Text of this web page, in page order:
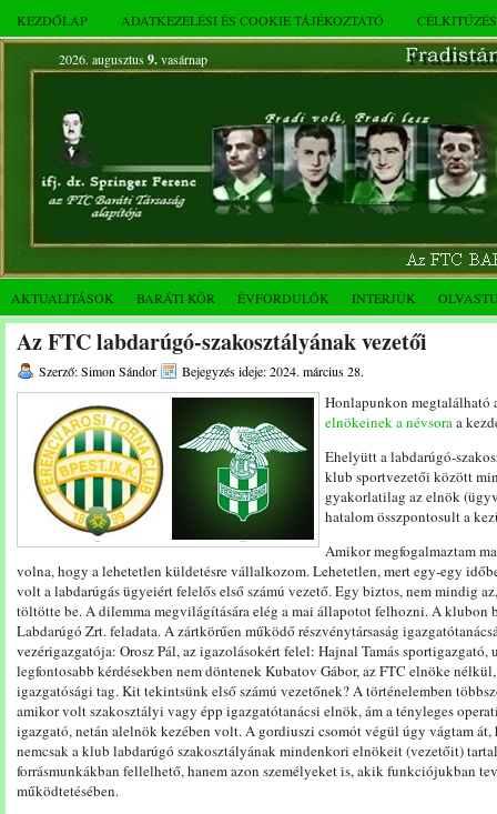
KEZDŐLAP ADATKEZELÉSI ÉS COOKIE TÁJÉKOZTATÓ
2026. augusztus 9.vasárnap
AKTUALITÁSOK BARÁTI KÖR ÉVFORDULÓK INTERJÚK
Az FTC labdarúgó-szakosztályának vezetői
Szerző: Simon Sándor Bejegyzés ideje: 2024. március 28.
Honlapunkon megtalálható
elnökeinek a névsoraa
Ehelyütt a labdarúgó-
klub sportvezetői között
gyakorlatilag az elnök
hatalom összpontosult a
Amikor megfogalmaztam
volna, hogy a lehetetlen küldetésre vállalkozom. Lehetetlen, mert egy-egy
volt a labdarúgás ügyeiért felelős első számú vezető. Egy biztos, nem mindig
töltötte be. A dilemma megvilágítására elég a mai állapotot felhozni. A klubon
Labdarúgó Zrt. feladata. A zártkörűen működő részvénytársaság
vezérigazgatója: Orosz Pál, az igazolásokért felel: Hajnal Tamás
legfontosabb kérdésekben nem döntenek Kubatov Gábor, az FTC elnöke
igazgatósági tag. Kit tekintsünk első számú vezetőnek? A történelemben
amikor volt szakosztályi vagy épp igazgatótanácsi elnök, ám a tényleges
igazgató, netán alelnök kezében volt. A gordiuszi csomót végül úgy vágtam
nemcsak a klub labdarúgó szakosztályának mindenkori elnökeit (vezetőit)
forrásmunkákban fellelhető, hanem azon személyeket is, akik funkciójukban
működtetésében.